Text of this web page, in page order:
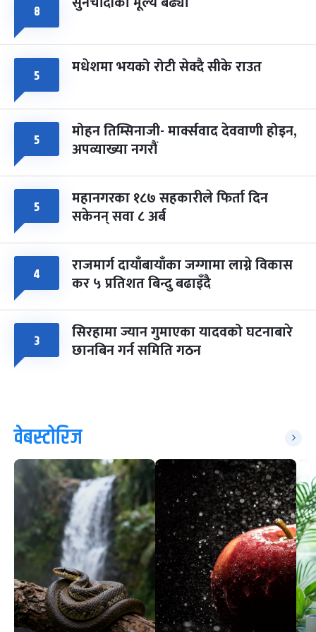
८
५ मधेशमा भयको रोटी सेक्दै सीके राउत
५ मोहन तिम्सिनाजी- मार्क्सवाद देववाणी होइन,
अपव्याख्या नगरौं
५ महानगरका १८७ सहकारीले फिर्ता दिन
सकेनन् सवा ८ अर्ब
४ राजमार्ग दायाँबायाँका जग्गामा लाग्ने विकास
कर ५ प्रतिशत बिन्दु बढाइँदै
३ सिरहामा ज्यान गुमाएका यादवको घटनाबारे
छानबिन गर्न समिति गठन
वेबस्टोरिज